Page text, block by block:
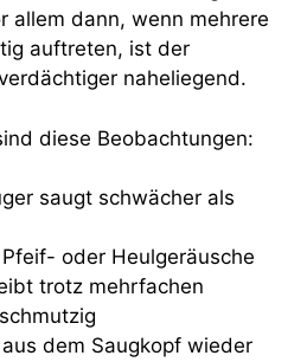
allem dann, wenn mehrere
auftreten, ist der
naheliegend.
diese Beobachtungen:
saugt schwächer als
oder Heulgeräusche
trotz mehrfachen
dem Saugkopf wieder